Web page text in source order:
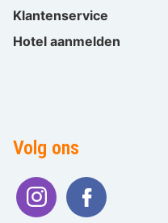
Klantenservice
Hotel aanmelden
Volg ons